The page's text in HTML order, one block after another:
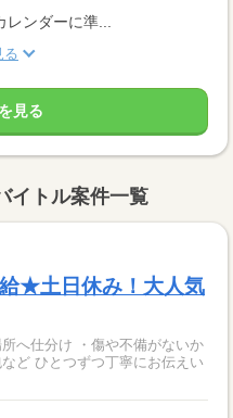
ンダーに準...
る
見る
イトル案件一覧
給★土日休み！大人気
へ仕分け ・傷や不備がないか
ど ひとつずつ丁寧にお伝えい